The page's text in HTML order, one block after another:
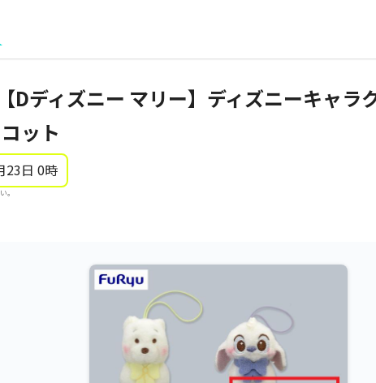
Dディズニー マリー】ディズニーキャラ
ット
23日 0時
。